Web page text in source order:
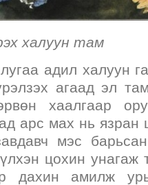
халуун там
адил халуун
агаад эл
хаалгаар
арс мах нь
мэс
цохин унагаж
дахин амилж